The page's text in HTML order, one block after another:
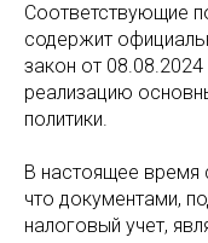
Соответствующие
содержит
закон от
реализацию
политики.
В настоящее время
что документами,
налоговый учет,